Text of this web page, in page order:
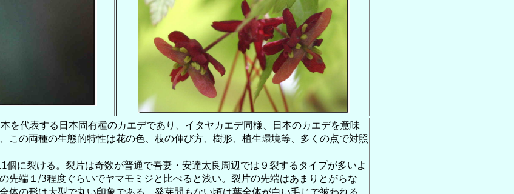
を代表する日本固有種のカエデであり、イタヤカエデ同様、日本のカエデを意味
この両種の生態的特性は花の色、枝の伸び方、樹形、植生環境等、多くの点で対照
個に裂ける。裂片は奇数が普通で吾妻・安達太良周辺では９裂するタイプが多いよ
先端１/3程度ぐらいでヤマモミジと比べると浅い。裂片の先端はあまりとがらな